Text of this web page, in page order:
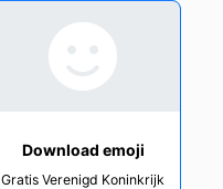
Download emoji
Gratis Verenigd Koninkrijk